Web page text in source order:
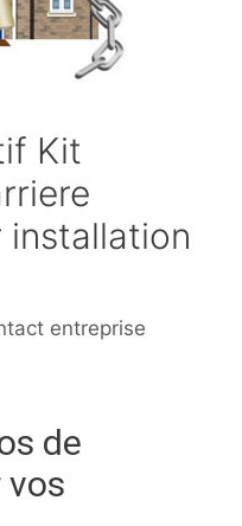
Kit
installation
entreprise
de
vos